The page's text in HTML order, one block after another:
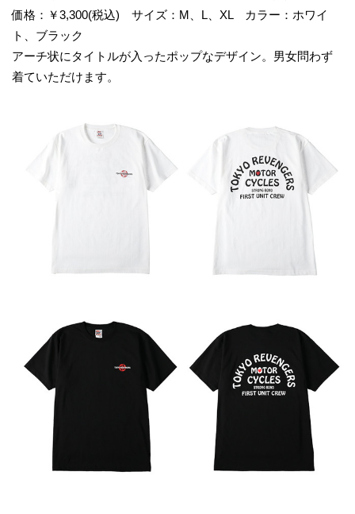
価格：￥3,300(税込) サイズ：M、L、XL カラー：ホワイ
ト、ブラック
アーチ状にタイトルが入ったポップなデザイン。男女問わず
着ていただけます。